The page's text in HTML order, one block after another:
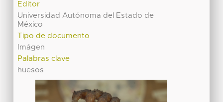
Editor
Universidad Autónoma del Estado de
México
Tipo de documento
Imágen
Palabras clave
huesos